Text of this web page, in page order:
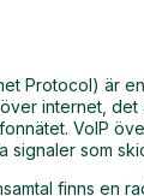
Protocol) är
internet, det
VoIP
signaler som
finns en